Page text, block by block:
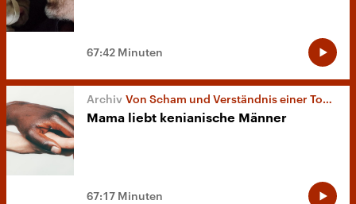
67:42 Minuten
Von Scham und Verständnis einer Tochter
Mama liebt kenianische Männer
67:17 Minuten